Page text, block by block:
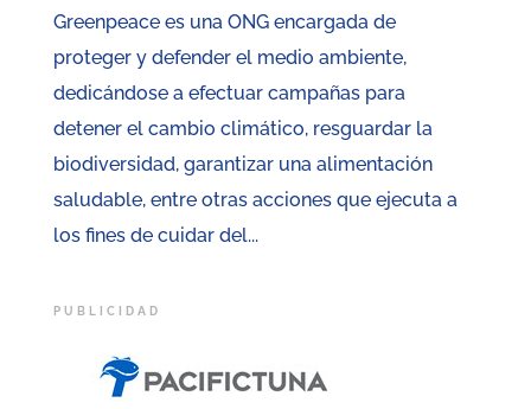
Greenpeace es una ONG encargada de
proteger y defender el medio ambiente,
dedicándose a efectuar campañas para
detener el cambio climático, resguardar la
biodiversidad, garantizar una alimentación
saludable, entre otras acciones que ejecuta a
los fines de cuidar del...